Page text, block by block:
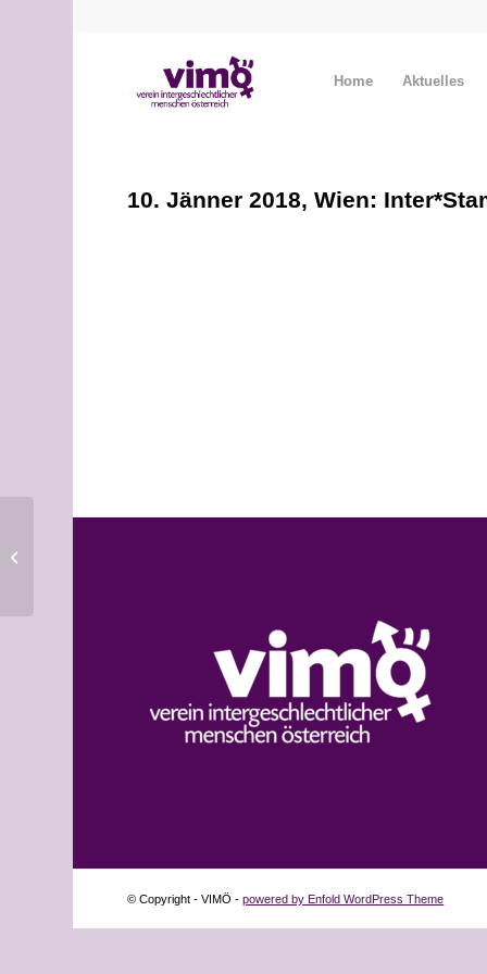
Home Aktuelles
10. Jänner 2018, Wien:
© Copyright - VIMÖ -powered by Enfold WordPress Theme